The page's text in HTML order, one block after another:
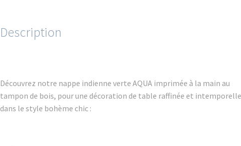
Lit
Description
Découvrez notre nappe indienne verte AQUA imprimée à la main au
tampon de bois, pour une décoration de table raffinée et intemporelle
dans le style bohème chic :